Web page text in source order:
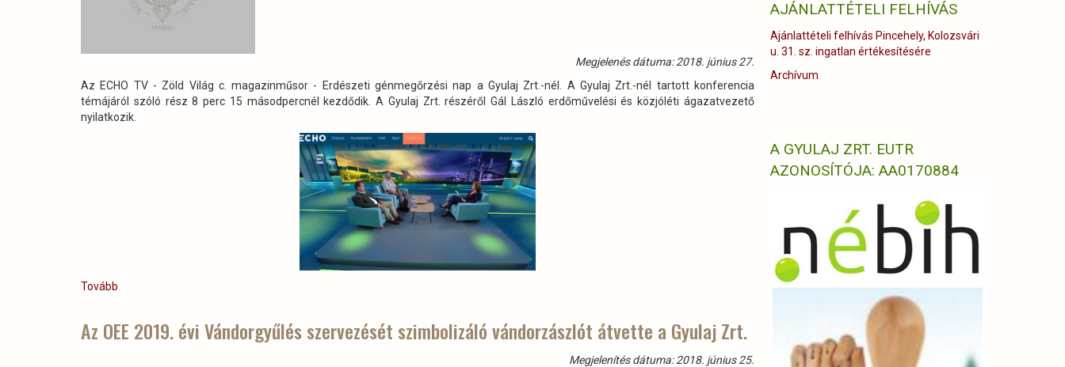
Megjelenés dátuma: 2018. június 27.
Az ECHO TV - Zöld Világ c. magazinműsor - Erdészeti génmegőrzési nap a Gyulaj Zrt.-nél. A Gyulaj Zrt.-nél tartott konferencia
témájáról szóló rész 8 perc 15 másodpercnél kezdődik. A Gyulaj Zrt. részéről Gál László erdőművelési és közjóléti ágazatvezető
nyilatkozik.
Tovább
-
Az OEE 2019. évi Vándorgyűlés szervezését szimbolizáló vándorzászlót átvette a Gyulaj Zrt.
Megjelenítés dátuma: 2018. június 25.
AJÁNLATTÉTELI FELHÍVÁS
Ajánlattételi felhívás Pincehely, Kolozsvári
u. 31. sz. ingatlan értékesítésére
Archívum
A GYULAJ ZRT. EUTR
AZONOSÍTÓJA: AA0170884